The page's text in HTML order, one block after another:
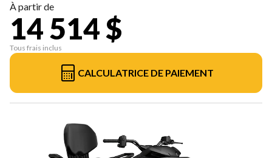
À partir de
14 514 $
Tous frais inclus
CALCULATRICE DE PAIEMENT